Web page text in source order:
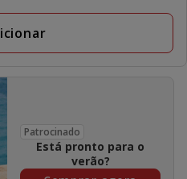
Patrocinado
Está pronto para o
verão?